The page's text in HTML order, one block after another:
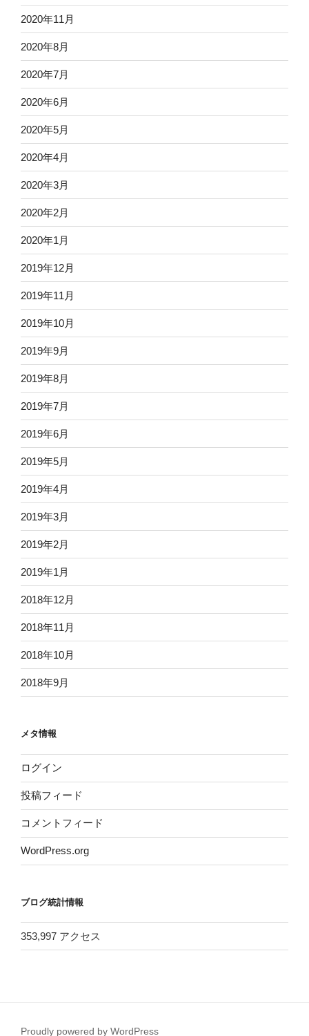
2020年11月
2020年8月
2020年7月
2020年6月
2020年5月
2020年4月
2020年3月
2020年2月
2020年1月
2019年12月
2019年11月
2019年10月
2019年9月
2019年8月
2019年7月
2019年6月
2019年5月
2019年4月
2019年3月
2019年2月
2019年1月
2018年12月
2018年11月
2018年10月
2018年9月
メタ情報
ログイン
投稿フィード
コメントフィード
WordPress.org
ブログ統計情報
353,997 アクセス
Proudly powered by WordPress